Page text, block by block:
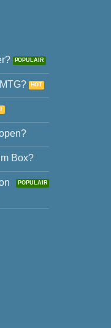
Box?